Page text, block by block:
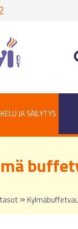
JA SÄILYTYS
»